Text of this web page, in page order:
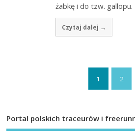
żabkę i do tzw. gallopu.
Czytaj dalej →
1 2
Portal polskich traceurów i